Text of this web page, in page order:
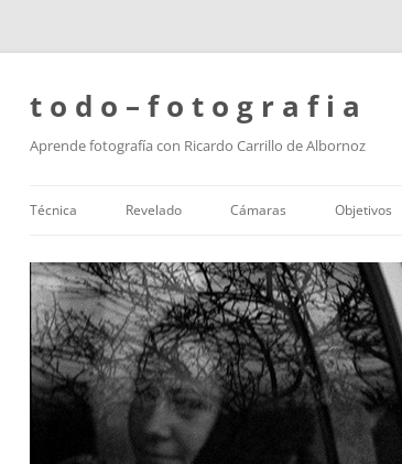
t o d o – f o t o g r a f i a
Aprende fotografía con Ricardo Carrillo de Albornoz
Técnica Revelado Cámaras Objetivos